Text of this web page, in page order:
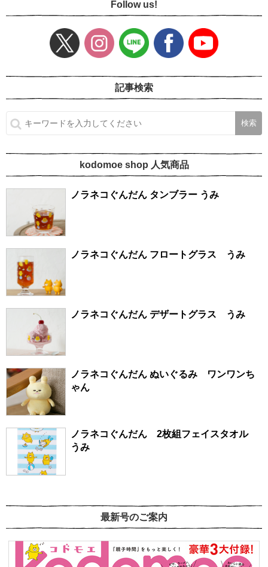
Follow us!
記事検索
kodomoe shop 人気商品
ノラネコぐんだん タンブラー うみ
ノラネコぐんだん フロートグラス うみ
ノラネコぐんだん デザートグラス うみ
ノラネコぐんだん ぬいぐるみ ワンワンち
ゃん
ノラネコぐんだん 2枚組フェイスタオル
うみ
最新号のご案内